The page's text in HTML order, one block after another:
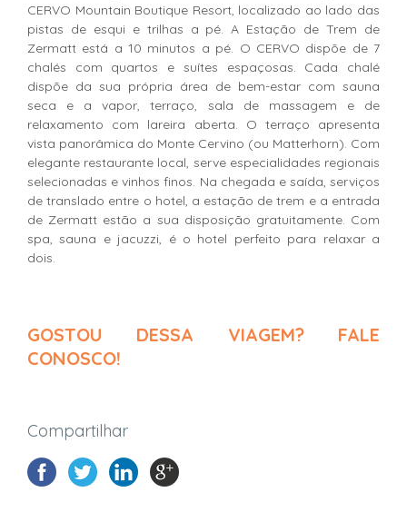
CERVO Mountain Boutique Resort, localizado ao lado das
pistas de esqui e trilhas a pé. A Estação de Trem de
Zermatt está a 10 minutos a pé. O CERVO dispõe de 7
chalés com quartos e suítes espaçosas. Cada chalé
dispõe da sua própria área de bem-estar com sauna
seca e a vapor, terraço, sala de massagem e de
relaxamento com lareira aberta. O terraço apresenta
vista panorâmica do Monte Cervino (ou Matterhorn). Com
elegante restaurante local, serve especialidades regionais
selecionadas e vinhos finos. Na chegada e saída, serviços
de translado entre o hotel, a estação de trem e a entrada
de Zermatt estão a sua disposição gratuitamente. Com
spa, sauna e jacuzzi, é o hotel perfeito para relaxar a
dois.
GOSTOU DESSA VIAGEM? FALE
CONOSCO!
Compartilhar